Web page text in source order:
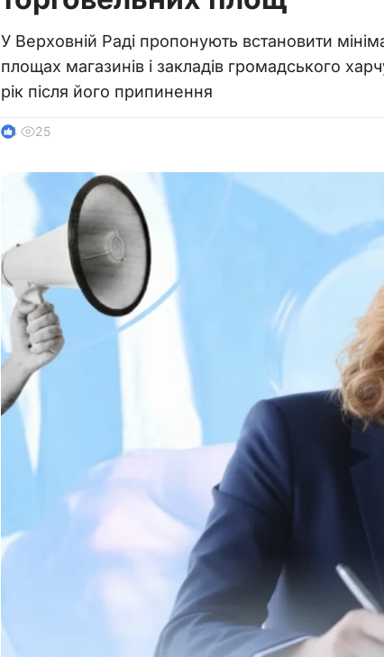
У Верховній Раді пропонують встановити
площах магазинів і закладів громадського
рік після його припинення
4 25